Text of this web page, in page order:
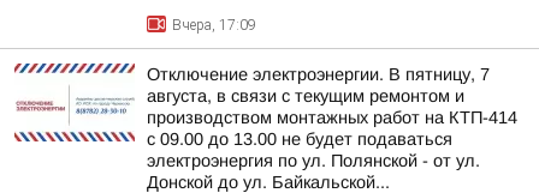
Вчера, 17:09
Отключение электроэнергии. В пятницу, 7
августа, в связи с текущим ремонтом и
производством монтажных работ на КТП-414
с 09.00 до 13.00 не будет подаваться
электроэнергия по ул. Полянской - от ул.
Донской до ул. Байкальской...